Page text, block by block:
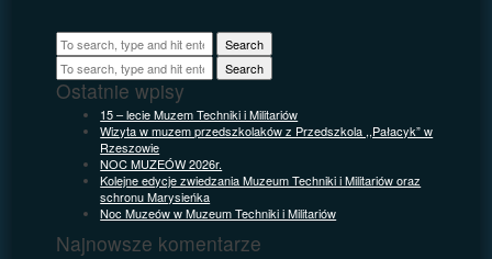
Search
Search
Ostatnie wpisy
15 – lecie Muzem Techniki i Militariów
Wizyta w muzem przedszkolaków z Przedszkola ,,Pałacyk” w
Rzeszowie
NOC MUZEÓW 2026r.
Kolejne edycje zwiedzania Muzeum Techniki i Militariów oraz
schronu Marysieńka
Noc Muzeów w Muzeum Techniki i Militariów
Najnowsze komentarze